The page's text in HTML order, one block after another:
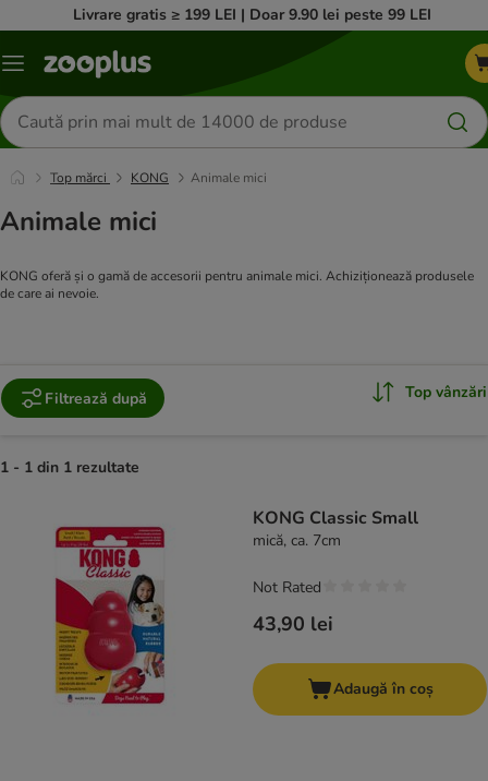
Livrare gratis ≥ 199 LEI | Doar 9.90 lei peste 99 LEI
Categorii
Căutare
produse
Top mărci KONG Animale mici
Animale mici
KONG oferă și o gamă de accesorii pentru animale mici. Achiziționează produsele
de care ai nevoie.
Filtrează după Top vânzări
1 - 1 din 1 rezultate
KONG Classic Small
mică, ca. 7cm
43,90 lei
Not Rated
Adaugă în coș